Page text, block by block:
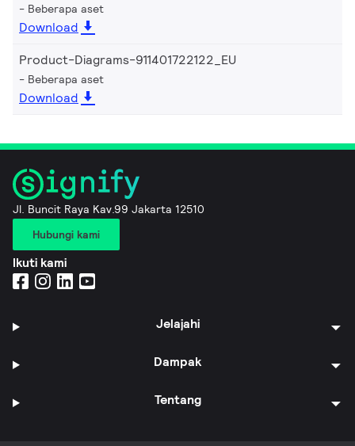
Beberapa aset
Download
Product-Diagrams-911401722122_EU
Beberapa aset
Download
Jl. Buncit Raya Kav.99 Jakarta 12510
Hubungi kami
Ikuti kami
Jelajahi
Dampak
Tentang